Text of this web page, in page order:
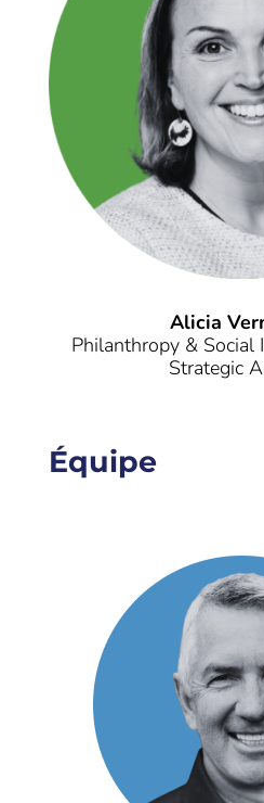
Alicia
Philanthropy & Social
Strategic
Équipe